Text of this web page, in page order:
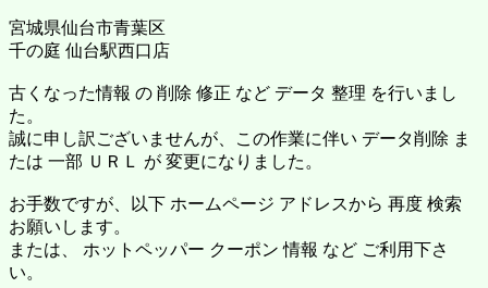
宮城県仙台市青葉区
千の庭 仙台駅西口店
古くなった情報 の 削除 修正 など データ 整理 を行いまし
た。
誠に申し訳ございませんが、この作業に伴い データ削除 ま
たは 一部 ＵＲＬ が 変更になりました。
お手数ですが、以下 ホームページ アドレスから 再度 検索
お願いします。
または、 ホットペッパー クーポン 情報 など ご利用下さ
い。